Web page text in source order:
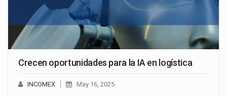
Crecen oportunidades para la IA en logística
INCOMEX May 16, 2025